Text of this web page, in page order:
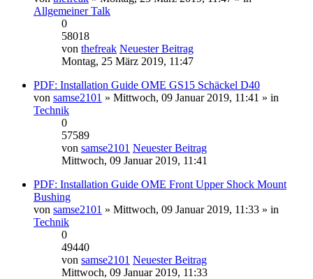
Allgemeiner Talk
0
58018
von thefreak Neuester Beitrag
Montag, 25 März 2019, 11:47
PDF: Installation Guide OME GS15 Schäckel D40
von samse2101 » Mittwoch, 09 Januar 2019, 11:41 » in
Technik
0
57589
von samse2101 Neuester Beitrag
Mittwoch, 09 Januar 2019, 11:41
PDF: Installation Guide OME Front Upper Shock Mount
Bushing
von samse2101 » Mittwoch, 09 Januar 2019, 11:33 » in
Technik
0
49440
von samse2101 Neuester Beitrag
Mittwoch, 09 Januar 2019, 11:33